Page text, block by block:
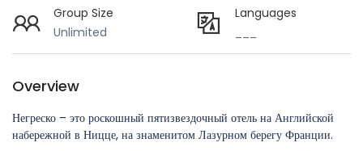
Group Size
Unlimited
Languages
Overview
Негреско – это роскошный пятизвездочный отель на Английской
набережной в Ницце, на знаменитом Лазурном берегу Франции.